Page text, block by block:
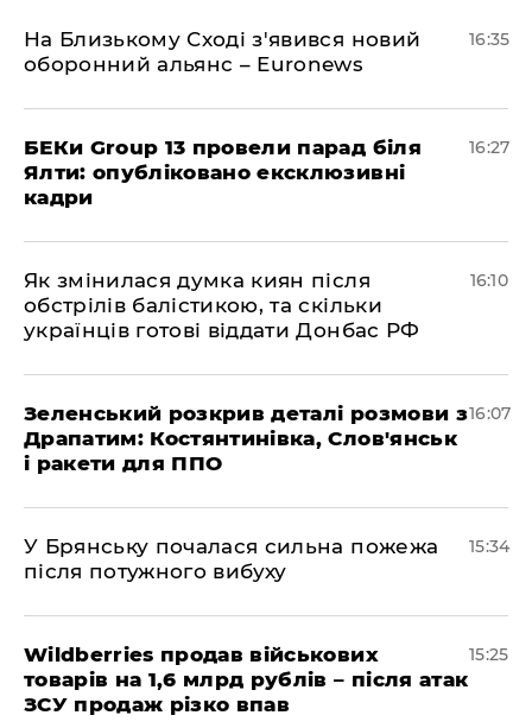
На Близькому Сході з'явився новий
оборонний альянс – Euronews
16:35
БЕКи Group 13 провели парад біля
Ялти: опубліковано ексклюзивні
кадри
16:27
Як змінилася думка киян після
обстрілів балістикою, та скільки
українців готові віддати Донбас РФ
16:10
Зеленський розкрив деталі розмови з
Драпатим: Костянтинівка, Слов'янськ
і ракети для ППО
16:07
У Брянську почалася сильна пожежа
після потужного вибуху
15:34
Wildberries продав військових
товарів на 1,6 млрд рублів – після атак
ЗСУ продаж різко впав
15:25